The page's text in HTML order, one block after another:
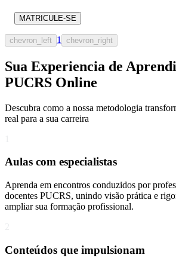
MATRICULE-SE
chevron_left 1 chevron_right
Sua Experiencia de
PUCRS Online
Descubra como a nossa metodologia
real para a sua carreira​
Aulas com especialistas
Aprenda em encontros conduzidos por
docentes PUCRS, unindo visão prática e
ampliar sua formação profissional.
Conteúdos que impulsionam